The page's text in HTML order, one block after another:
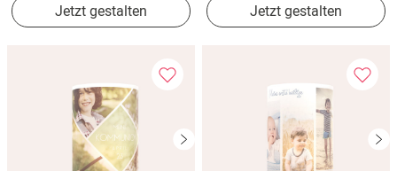
Jetzt gestalten Jetzt gestalten